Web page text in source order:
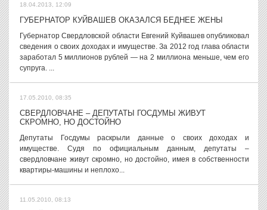
18.04.2013, 12:09
ГУБЕРНАТОР КУЙВАШЕВ ОКАЗАЛСЯ БЕДНЕЕ ЖЕНЫ
Губернатор Свердловской области Евгений Куйвашев опубликовал
сведения о своих доходах и имуществе. За 2012 год глава области
заработал 5 миллионов рублей — на 2 миллиона меньше, чем его
супруга. ...
17.05.2010, 08:35
СВЕРДЛОВЧАНЕ – ДЕПУТАТЫ ГОСДУМЫ ЖИВУТ
СКРОМНО, НО ДОСТОЙНО
Депутаты Госдумы раскрыли данные о своих доходах и
имуществе. Судя по официальным данным, депутаты –
свердловчане живут скромно, но достойно, имея в собственности
квартиры-машины и неплохо...
11.05.2010, 08:13